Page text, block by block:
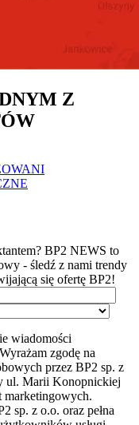
Z
BP2 NEWS to
- śledź z nami trendy
się ofertę BP2!
wiadomości
zgodę na
przez BP2 sp. z
ul. Marii Konopnickiej
marketingowych.
sp. z o.o. oraz pełna